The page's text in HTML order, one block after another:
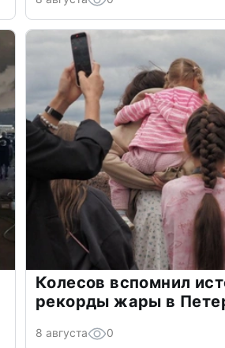
Колесов вспомнил
рекорды жары в
8 августа 0